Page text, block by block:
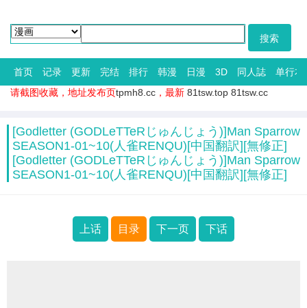
首页 记录 更新 完结 排行 韩漫 日漫 3D 同人誌
单行本
请截图收藏，地址发布页tpmh8.cc ，最新 81tsw.top 81tsw.cc
[Godletter (GODLeTTeRじゅんじょう)]Man Sparrow
SEASON1-01~10(人雀RENQU)[中国翻訳][無修正]
[Godletter (GODLeTTeRじゅんじょう)]Man Sparrow
SEASON1-01~10(人雀RENQU)[中国翻訳][無修正]
上话 目录 下一页 下话